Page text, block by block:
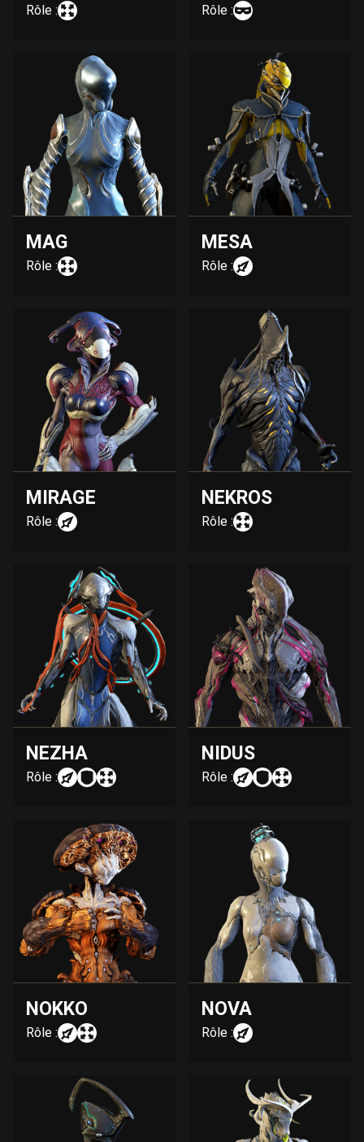
Rôle : Rôle :
MAG
Rôle :
MESA
Rôle :
MIRAGE
Rôle :
NEKROS
Rôle :
NEZHA
Rôle :
NIDUS
Rôle :
NOKKO
Rôle :
NOVA
Rôle :